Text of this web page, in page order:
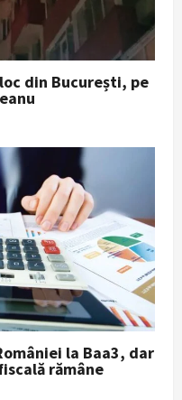
din București, pe
la Baa3, dar
rămâne